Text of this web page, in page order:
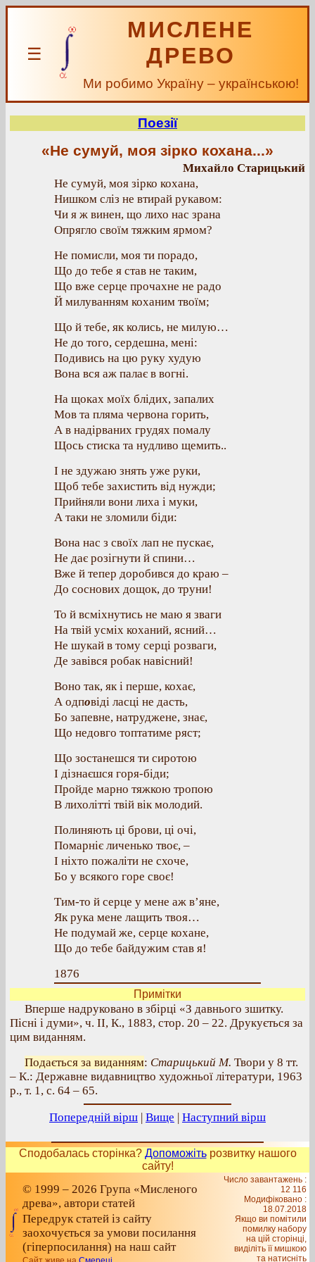
☰
МИСЛЕНЕ
ДРЕВО
Ми робимо Україну – українською!
Поезії
«Не сумуй, моя зірко кохана...»
Михайло Старицький
Не сумуй, моя зірко кохана,
Нишком сліз не втирай рукавом:
Чи я ж винен, що лихо нас зрана
Опрягло своїм тяжким ярмом?
Не помисли, моя ти порадо,
Що до тебе я став не таким,
Що вже серце прочахне не радо
Й милуванням коханим твоїм;
Що й тебе, як колись, не милую…
Не до того, сердешна, мені:
Подивись на цю руку худую
Вона вся аж палає в вогні.
На щоках моїх блідих, запалих
Мов та пляма червона горить,
А в надірваних грудях помалу
Щось стиска та нудливо щемить..
І не здужаю знять уже руки,
Щоб тебе захистить від нужди;
Прийняли вони лиха і муки,
А таки не зломили біди:
Вона нас з своїх лап не пускає,
Не дає розігнути й спини…
Вже й тепер доробився до краю –
До соснових дощок, до труни!
То й всміхнутись не маю я зваги
На твій усміх коханий, ясний…
Не шукай в тому серці розваги,
Де завівся робак навісний!
Воно так, як і перше, кохає,
А одповіді ласці не дасть,
Бо запевне, натруджене, знає,
Що недовго топтатиме ряст;
Що зостанешся ти сиротою
І дізнаєшся горя-біди;
Пройде марно тяжкою тропою
В лихолітті твій вік молодий.
Полиняють ці брови, ці очі,
Помарніє личенько твоє, –
І ніхто пожаліти не схоче,
Бо у всякого горе своє!
Тим-то й серце у мене аж в’яне,
Як рука мене лащить твоя…
Не подумай же, серце кохане,
Що до тебе байдужим став я!
1876
Примітки
Вперше надруковано в збірці «З давнього зшитку.
Пісні і думи», ч. II, К., 1883, стор. 20 – 22. Друкується за
цим виданням.
Подається за виданням: Старицький М. Твори у 8 тт.
– К.: Державне видавництво художньої літератури, 1963
р., т. 1, с. 64 – 65.
Попередній вірш | Вище | Наступний вірш
Сподобалась сторінка? Допоможітьрозвитку нашого
сайту!
© 1999 – 2026 Група «Мисленого
древа», автори статей
Передрук статей із сайту
заохочується за умови посилання
(гіперпосилання) на наш сайт
Число завантажень :
12 116
Модифіковано :
18.07.2018
Якщо ви помітили
помилку набору
на цiй сторiнцi,
видiлiть її мишкою
та натисніть